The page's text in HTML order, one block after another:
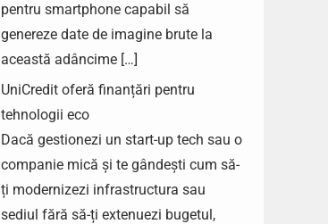
pentru smartphone capabil să
genereze date de imagine brute la
această adâncime […]
UniCredit oferă finanțări pentru
tehnologii eco
Dacă gestionezi un start-up tech sau o
companie mică și te gândești cum să-
ți modernizezi infrastructura sau
sediul fără să-ți extenuezi bugetul,